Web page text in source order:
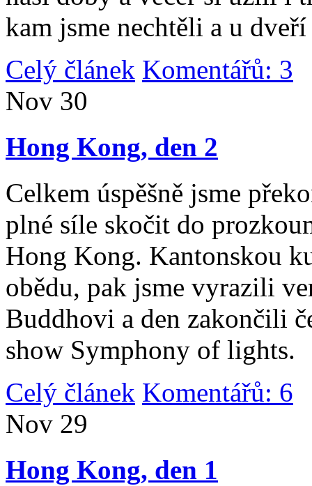
kam jsme nechtěli a u
Celý článek Komentářů: 3
Nov 30
Hong Kong, den 2
Celkem úspěšně jsme
plné síle skočit do
Hong Kong. Kantonskou
obědu, pak jsme vyrazili
Buddhovi a den zakončili
show Symphony of lights.
Celý článek Komentářů: 6
Nov 29
Hong Kong, den 1